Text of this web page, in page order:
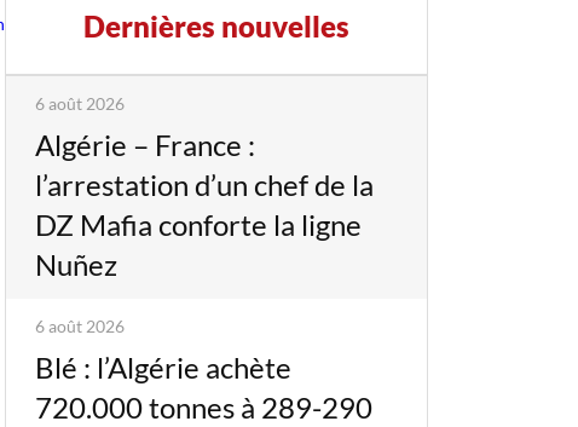
Dernières nouvelles
6 août 2026
Algérie – France :
l’arrestation d’un chef de la
DZ Mafia conforte la ligne
Nuñez
6 août 2026
Blé : l’Algérie achète
720.000 tonnes à 289-290